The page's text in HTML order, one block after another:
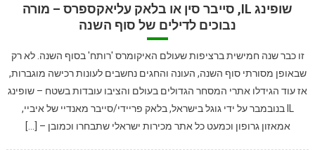
שופינג IL, סייבר סין או בלאק עליאקספרס – מורה
נבוכים לדילים של סוף השנה
זו כבר שנה חמישית ברציפות שעולם האיקומרס 'רותח' בסוף השנה. לא רק
שבאופן מסורתי סוף השנה, העונה והחגים נחשבים לעונות רכישה מוגברות,
אז עוד הגידלו אתרי המסחר הגדולים בעולם והציבו עובדות בשטח – שופינג
IL בנובמבר על ידי גוגל בישראל, בלאק פריידי/סייבר מאנדיי של איביי,
אמאזון גרופון וכמעט כל אתר מכירות ישראלי שתבחרו וכמובן – […]